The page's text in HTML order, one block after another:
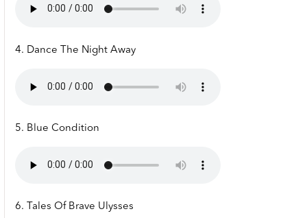
4. Dance The Night Away
5. Blue Condition
6. Tales Of Brave Ulysses